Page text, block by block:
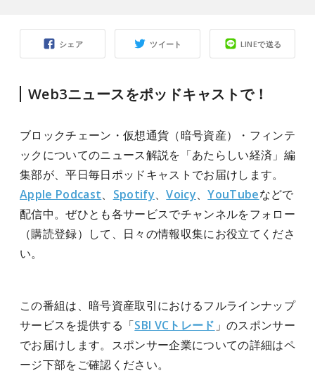
シェア ツイート LINEで送る
Web3ニュースをポッドキャストで！
ブロックチェーン・仮想通貨（暗号資産）・フィンテ
ックについてのニュース解説を「あたらしい経済」編
集部が、平日毎日ポッドキャストでお届けします。
Apple Podcast、 Spotify、Voicy、YouTubeなどで
配信中。ぜひとも各サービスでチャンネルをフォロー
（購読登録）して、日々の情報収集にお役立てくださ
い。
この番組は、 暗号資産取引におけるフルラインナップ
サービスを提供する「SBI VCトレード 」のスポンサー
でお届けします。 スポンサー企業についての詳細はペ
ージ下部をご確認ください。